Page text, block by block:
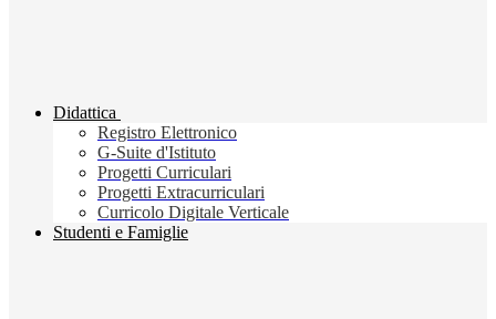
Didattica
Registro Elettronico
G-Suite d'Istituto
Progetti Curriculari
Progetti Extracurriculari
Curricolo Digitale Verticale
Studenti e Famiglie